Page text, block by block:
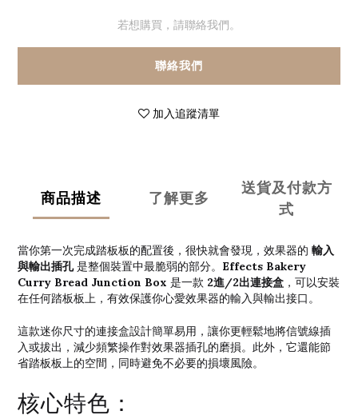
若想購買，請聯絡我們。
聯絡我們
加入追蹤清單
商品描述 了解更多
送貨及付款方
式
當你第一次完成踏板板的配置後，很快就會發現，效果器的 輸入
與輸出插孔是整個裝置中最脆弱的部分。 Effects Bakery
Curry Bread Junction Box 是一款 2進/2出連接盒 ，可以安裝
在任何踏板板上，有效保護你心愛效果器的輸入與輸出接口。
這款迷你尺寸的連接盒設計簡單易用，讓你更輕鬆地將信號線插
入或拔出，減少頻繁操作對效果器插孔的磨損。此外，它還能節
省踏板板上的空間，同時避免不必要的損壞風險。
核心特色：